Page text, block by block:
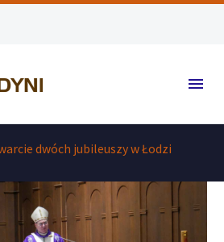
dwóch jubileuszy w Łodzi